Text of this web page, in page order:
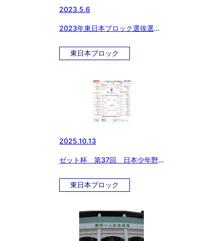
2023.5.6
2023年東日本ブロック選抜選手
東日本ブロック
2025.10.13
ゼット杯 第37回 日本少年野
目 試合結果
東日本ブロック